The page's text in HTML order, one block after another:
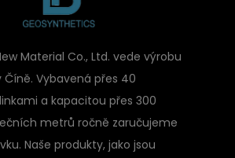
Material Co., Ltd. vede výrobu
Vybavená přes 40
a kapacitou přes 300
metrů ročně zaručujeme
Naše produkty, jako jsou